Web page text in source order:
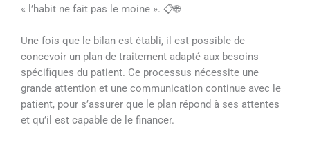
« l’habit ne fait pas le moine ». 📋🌐
Une fois que le bilan est établi, il est possible de
concevoir un plan de traitement adapté aux besoins
spécifiques du patient. Ce processus nécessite une
grande attention et une communication continue avec le
patient, pour s’assurer que le plan répond à ses attentes
et qu’il est capable de le financer.